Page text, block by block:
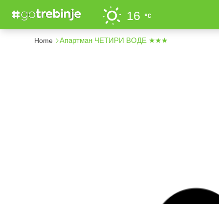
16
Home Апартман ЧЕТИРИ ВОДЕ ★★★